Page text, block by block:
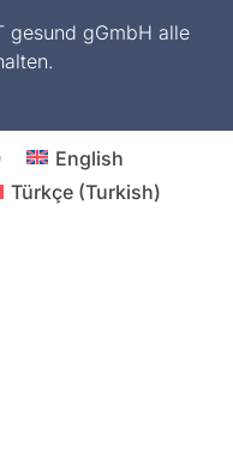
gGmbH alle
English
Türkçe(Turkish)